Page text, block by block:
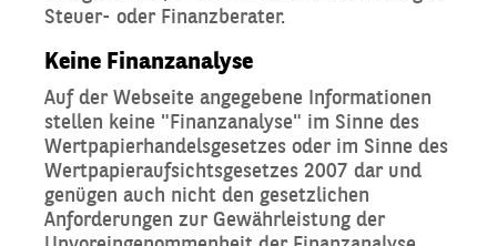
Steuer- oder Finanzberater.
Keine Finanzanalyse
Auf der Webseite angegebene Informationen
stellen keine "Finanzanalyse" im Sinne des
Wertpapierhandelsgesetzes oder im Sinne des
Wertpapieraufsichtsgesetzes 2007 dar und
genügen auch nicht den gesetzlichen
Anforderungen zur Gewährleistung der